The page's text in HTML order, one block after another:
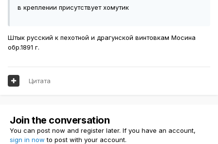
в креплении присутствует хомутик
Штык русский к пехотной и драгунской винтовкам Мосина
обр.1891 г.
Цитата
Join the conversation
You can post now and register later. If you have an account,
sign in now to post with your account.